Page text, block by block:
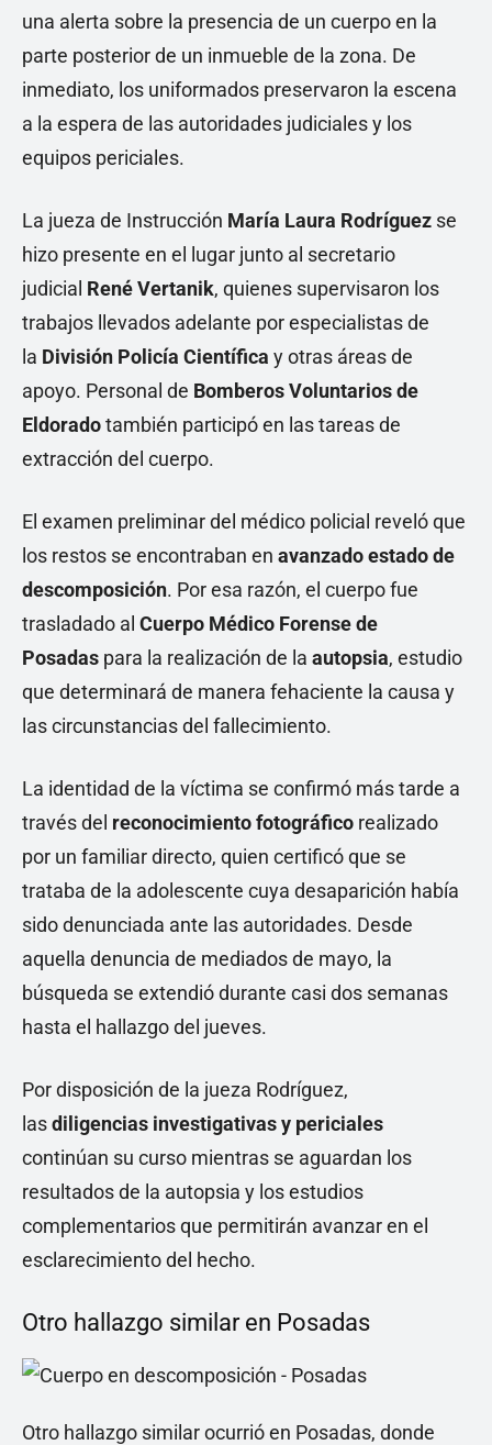
una alerta sobre la presencia de un cuerpo en la
parte posterior de un inmueble de la zona. De
inmediato, los uniformados preservaron la escena
a la espera de las autoridades judiciales y los
equipos periciales.
La jueza de Instrucción María Laura Rodríguez se
hizo presente en el lugar junto al secretario
judicial René Vertanik, quienes supervisaron los
trabajos llevados adelante por especialistas de
la División Policía Científica y otras áreas de
apoyo. Personal de Bomberos Voluntarios de
Eldoradotambién participó en las tareas de
extracción del cuerpo.
El examen preliminar del médico policial reveló que
los restos se encontraban en avanzado estado de
descomposición. Por esa razón, el cuerpo fue
trasladado al Cuerpo Médico Forense de
Posadas para la realización de la autopsia, estudio
que determinará de manera fehaciente la causa y
las circunstancias del fallecimiento.
La identidad de la víctima se confirmó más tarde a
través del reconocimiento fotográfico realizado
por un familiar directo, quien certificó que se
trataba de la adolescente cuya desaparición había
sido denunciada ante las autoridades. Desde
aquella denuncia de mediados de mayo, la
búsqueda se extendió durante casi dos semanas
hasta el hallazgo del jueves.
Por disposición de la jueza Rodríguez,
lasdiligencias investigativas y periciales
continúan su curso mientras se aguardan los
resultados de la autopsia y los estudios
complementarios que permitirán avanzar en el
esclarecimiento del hecho.
Otro hallazgo similar en Posadas
Otro hallazgo similar ocurrió en Posadas, donde